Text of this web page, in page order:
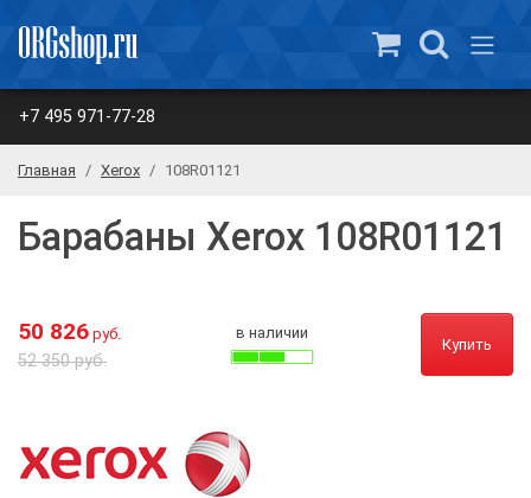
+7 495 971-77-28
Главная Xerox 108R01121
Барабаны Xerox 108R01121
50 826 руб.
52 350 руб.
в наличии
Купить